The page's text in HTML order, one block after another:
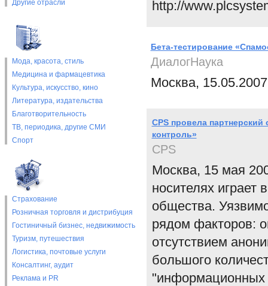
Другие отрасли
Мода, красота, стиль
Медицина и фармацевтика
Культура, искусство, кино
Литература, издательства
Благотворительность
ТВ, периодика, другие СМИ
Спорт
Страхование
Розничная торговля и дистрибуция
Гостиничный бизнес, недвижимость
Туризм, путешествия
Логистика, почтовые услуги
Консалтинг, аудит
Реклама и PR
http://
Бета-тестирование
ДиалогНаука
Москва,
CPS провела
контроль»
CPS
Москва, 15 мая
носителях
общества.
рядом факторов:
отсутствием
большого
"информационных